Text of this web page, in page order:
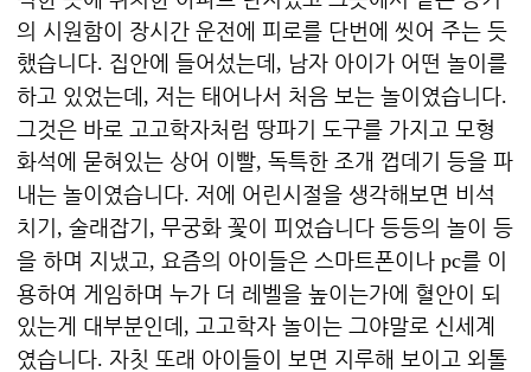
의 시원함이 장시간 운전에 피로를 단번에 씻어 주는 듯
했습니다. 집안에 들어섰는데 , 남자 아이가 어떤 놀이를
하고 있었는데 , 저는 태어나서 처음 보는 놀이였습니다.
그것은 바로 고고학자처럼 땅파기 도구를 가지고 모형
화석에 묻혀있는 상어 이빨, 독특한 조개 껍데기 등을 파
내는 놀이였습니다. 저에 어린시절을 생각해보면 비석
치기 , 술래잡기 , 무궁화 꽃이 피었습니다 등등의 놀이 등
을 하며 지냈고 , 요즘의 아이들은 스마트폰이나 pc를 이
용하여 게임하며 누가 더 레벨을 높이는가에 혈안이 되
있는게 대부분인데 , 고고학자 놀이는 그야말로 신세계
였습니다. 자칫 또래 아이들이 보면 지루해 보이고 외톨